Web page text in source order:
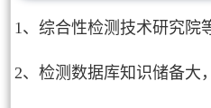
1、综合性检测技术研究院
2、检测数据库知识储备大